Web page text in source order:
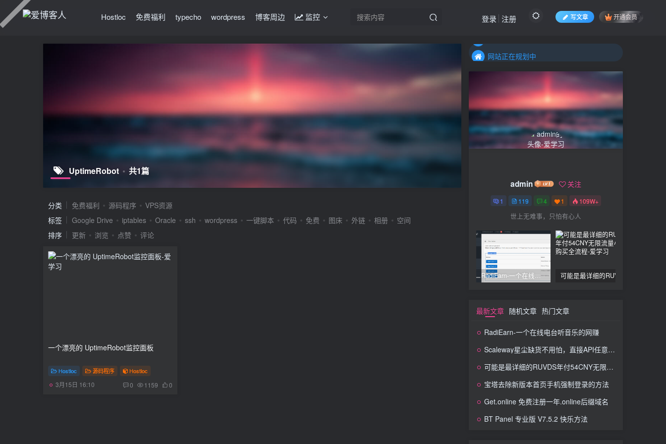
Hostloc 免费福利 typecho wordpress 博客周边 监控 写文章 开通会员
登录 注册
UptimeRobot 共1篇
分类 免费福利 源码程序
VPS资源
标签
Google Drive iptables Oracle ssh wordpress 一键脚本 代码 免费 图床 外链 相册
空间
排序
更新 浏览 点赞 评论
一个漂亮的 UptimeRobot监控面板
Hostloc 源码程序 Hostloc
3月15日 16:10 0 1159 0
网站正在规划中
网站正在规划中
admin 关注
1 119 4 1 109W+
世上无难事，只怕有心人
RadiEarn-一个在线电台听音乐的网赚
最新文章 随机文章 热门文章
RadiEarn-一个在线电台听音乐的网赚
Scaleway星尘缺货不用怕，直接API任意开，图文教程
可能是最详细的RUVDS年付54CNY无限流量小鸡购买全流程
宝塔去除新版本首页手机强制登录的方法
Get.online 免费注册一年.online后缀域名
BT Panel 专业版 V7.5.2 快乐方法